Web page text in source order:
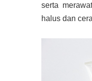
serta
halus dan